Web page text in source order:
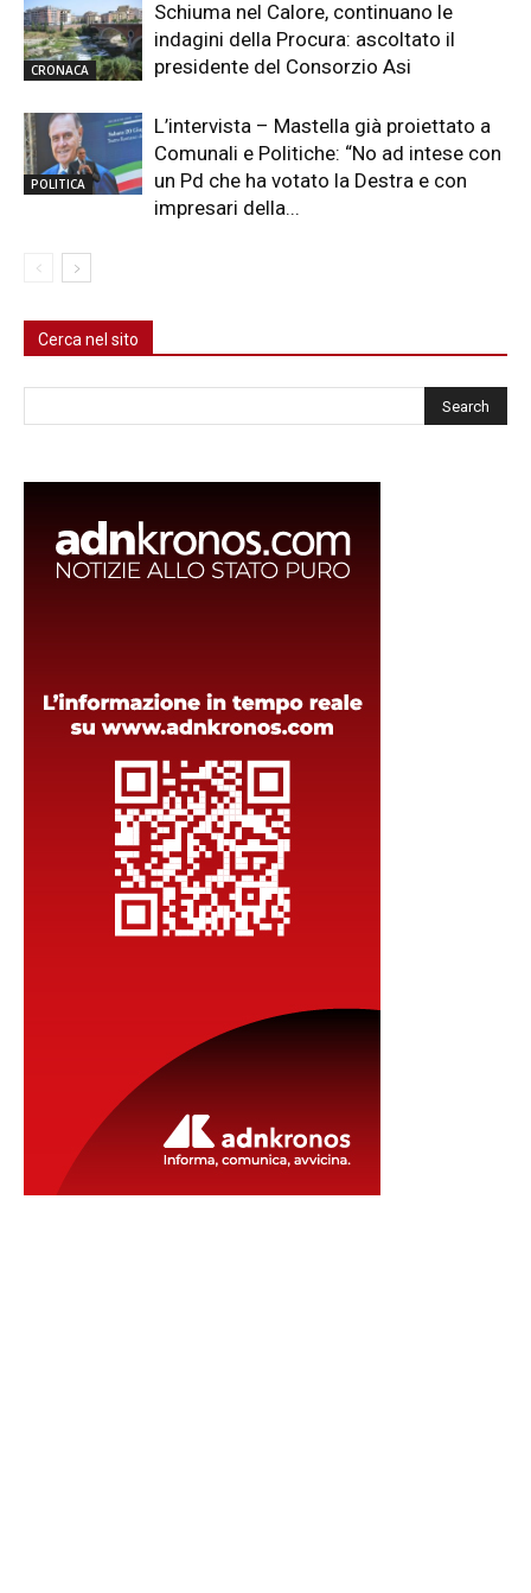
CRONACA
Schiuma nel Calore, continuano le
indagini della Procura: ascoltato il
presidente del Consorzio Asi
POLITICA
L’intervista – Mastella già proiettato a
Comunali e Politiche: “No ad intese con
un Pd che ha votato la Destra e con
impresari della...
Cerca nel sito